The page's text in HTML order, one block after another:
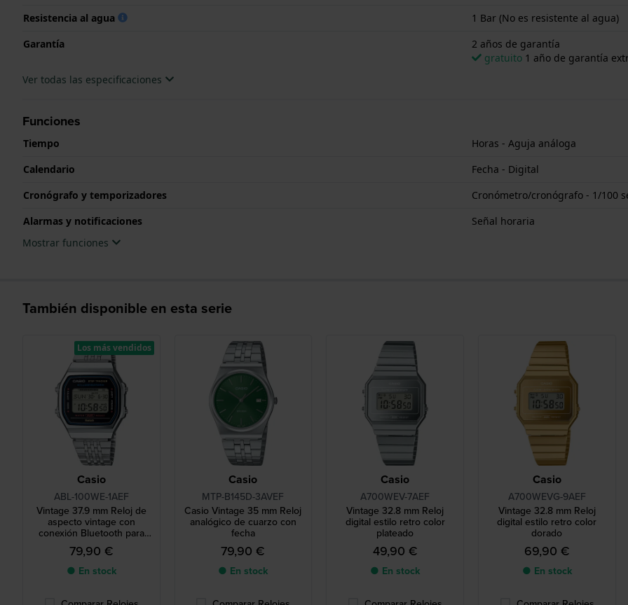
Resistencia al agua
1 Bar (No es resistente al agua)
Garantía
2 años de garantía
gratuito 1 año de garantía
Ver todas las especificaciones
Funciones
Tiempo
Horas - Aguja análoga
Calendario
Fecha - Digital
Cronógrafo y temporizadores
Cronómetro/cronógrafo - 1/100
Alarmas y notificaciones
Señal horaria
Mostrar funciones
También disponible en esta serie
Casio
ABL-100WE-1AEF
Vintage 37.9 mm Reloj de
aspecto vintage con
conexión Bluetooth para
smartphone
79,90 €
● En stock
Los más vendidos
Casio
MTP-B145D-3AVEF
Casio Vintage 35 mm Reloj
analógico de cuarzo con
fecha
79,90 €
● En stock
Casio
A700WEV-7AEF
Vintage 32.8 mm Reloj
digital estilo retro color
plateado
49,90 €
● En stock
Casio
A700WEVG-9AEF
Vintage 32.8 mm Reloj
digital estilo retro color
dorado
69,90 €
● En stock